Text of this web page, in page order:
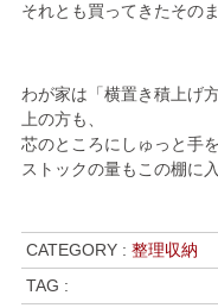
それとも買ってきたその
わが家は「横置き積上げ
上の方も、
芯のところにしゅっと手
ストックの量もこの棚に
CATEGORY : 整理収納
TAG :